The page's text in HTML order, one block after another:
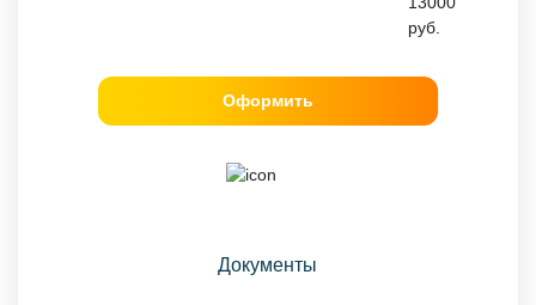
руб.
Оформить
Документы